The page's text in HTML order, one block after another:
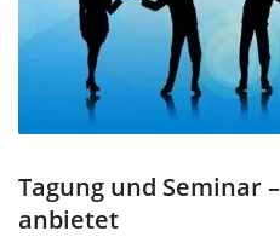
Tagung und Seminar
anbietet